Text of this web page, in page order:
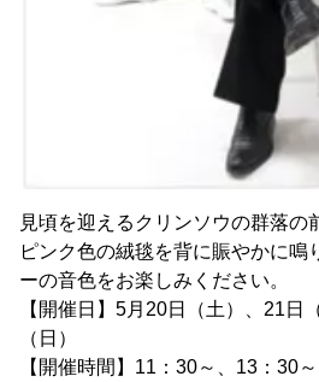
見頃を迎えるクリンソウの群落の
ピンク色の絨毯を背に賑やかに鳴
ーの音色をお楽しみください。
【開催日】5月20日（土）、21日
（日）
【開催時間】11：30～、13：30